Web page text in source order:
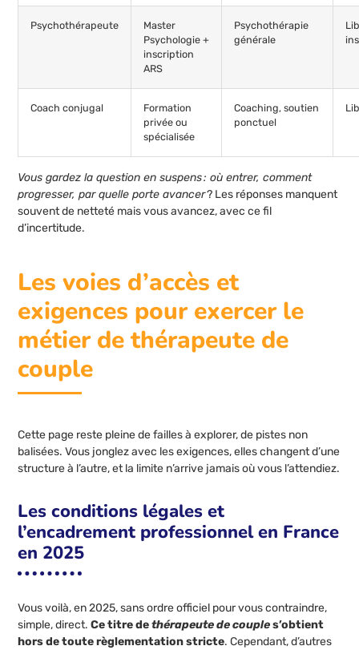
Psychothérapeute
Master
Psychologie +
inscription
ARS
Psychothérapie
générale
Coach conjugal
Formation
privée ou
spécialisée
Coaching, soutien
ponctuel
Vous gardez la question en suspens : où entrer, comment
progresser, par quelle porte avancer? Les réponses manquent
souvent de netteté mais vous avancez, avec ce fil
d’incertitude.
Les voies d’accès et
exigences pour exercer le
métier de thérapeute de
couple
Cette page reste pleine de failles à explorer, de pistes non
balisées. Vous jonglez avec les exigences, elles changent d’une
structure à l’autre, et la limite n’arrive jamais où vous l’attendiez.
Les conditions légales et
l’encadrement professionnel en France
en 2025
Vous voilà, en 2025, sans ordre officiel pour vous contraindre,
simple, direct.Ce titre dethérapeute de couples’obtient
hors de toute règlementation stricte. Cependant, d’autres